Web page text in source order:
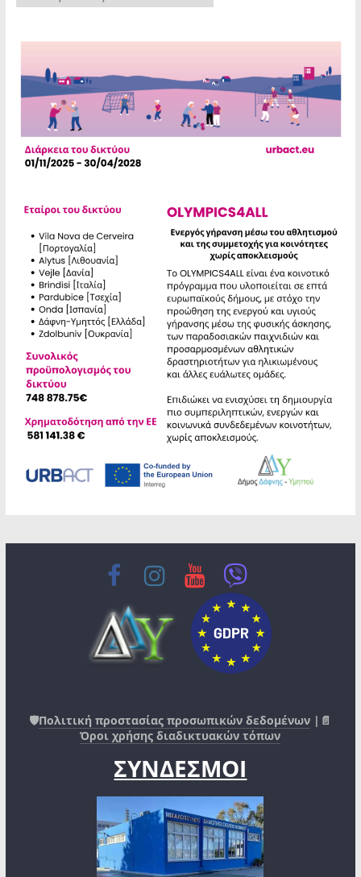
🛡️Πολιτική προστασίας προσωπικών δεδομένων |📄
Όροι χρήσης διαδικτυακών τόπων
ΣΥΝΔΕΣΜΟΙ